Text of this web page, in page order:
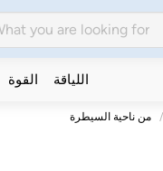
اللياقة القوة
من ناحية السيطرة